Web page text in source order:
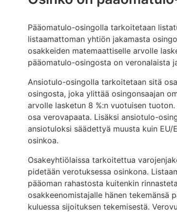
Pääomatulo-osingolla tarkoitetaan
listaamattoman yhtiön jakamasta
osakkeiden matemaattiselle arvolle
pääomatulo-osingosta on veronalaista
Ansiotulo-osingolla tarkoitetaan sitä
osingosta, joka ylittää osingonsaajan
arvolle lasketun 8 %:n vuotuisen
osa verovapaata. Lisäksi ansiotulo-
ansiotuloksi säädettyä muusta kuin
osinkoa.
Osakeyhtiölaissa tarkoitettua
pidetään verotuksessa osinkona.
pääoman rahastosta kuitenkin
osakkeenomistajalle hänen tekemänsä
kuluessa sijoituksen tekemisestä.